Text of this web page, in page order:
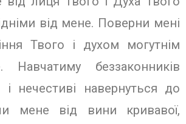
від мене. Поверни мені
Твого і духом могутнім
Навчатиму беззаконників
і нечестиві навернуться до
мене від вини кривавої,